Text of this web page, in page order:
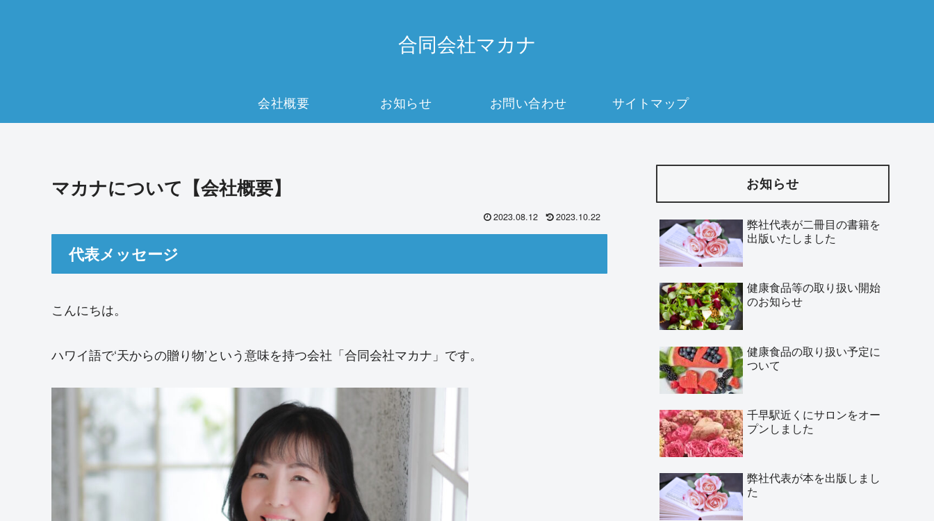
合同会社マカナ
会社概要 お知らせ お問い合わせ サイトマップ
マカナについて【会社概要】
2023.08.12 2023.10.22
代表メッセージ
こんにちは。
ハワイ語で‘天からの贈り物’という意味を持つ会社「合同会社マカナ」です。
お知らせ
弊社代表が二冊目の書籍を
出版いたしました
健康食品等の取り扱い開始
のお知らせ
健康食品の取り扱い予定に
ついて
千早駅近くにサロンをオー
プンしました
弊社代表が本を出版しまし
た